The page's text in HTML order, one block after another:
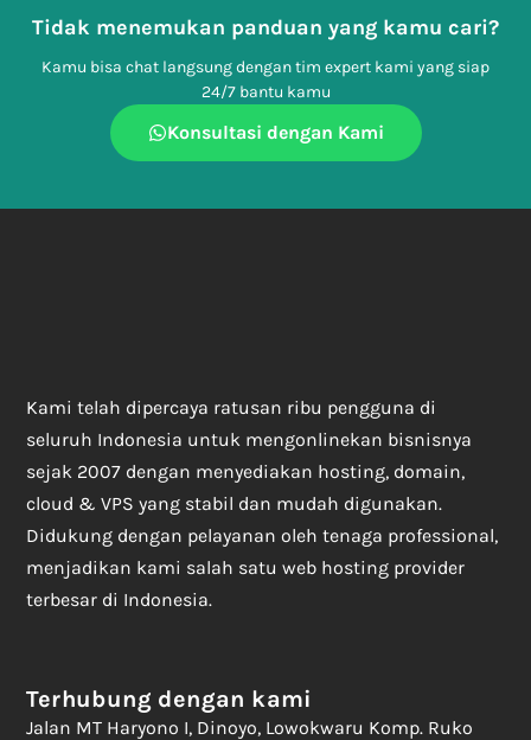
Tidak menemukan panduan yang kamu cari?
Kamu bisa chat langsung dengan tim expert kami yang siap
24/7 bantu kamu
Konsultasi dengan Kami
Kami telah dipercaya ratusan ribu pengguna di
seluruh Indonesia untuk mengonlinekan bisnisnya
sejak 2007 dengan menyediakan hosting, domain,
cloud & VPS yang stabil dan mudah digunakan.
Didukung dengan pelayanan oleh tenaga professional,
menjadikan kami salah satu web hosting provider
terbesar di Indonesia.
Terhubung dengan kami
Jalan MT Haryono I, Dinoyo, Lowokwaru Komp. Ruko